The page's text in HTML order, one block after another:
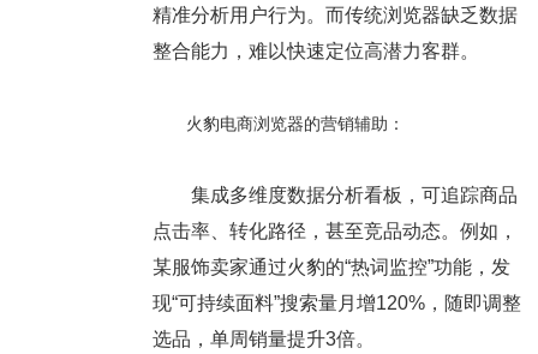
精准分析用户行为。而传统浏览器缺乏数据
整合能力，难以快速定位高潜力客群。
火豹电商浏览器的营销辅助：
集成多维度数据分析看板，可追踪商品
点击率、转化路径，甚至竞品动态。例如，
某服饰卖家通过火豹的“热词监控”功能，发
现“可持续面料”搜索量月增120%，随即调整
选品，单周销量提升3倍。